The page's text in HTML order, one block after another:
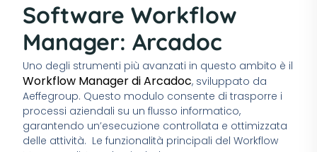
Software Workflow
Manager: Arcadoc
Uno degli strumenti più avanzati in questo ambito è il
Workflow Manager di Arcadoc, sviluppato da
Aeffegroup. Questo modulo consente di trasporre i
processi aziendali su un flusso informatico,
garantendo un’esecuzione controllata e ottimizzata
delle attività. Le funzionalità principali del Workflow